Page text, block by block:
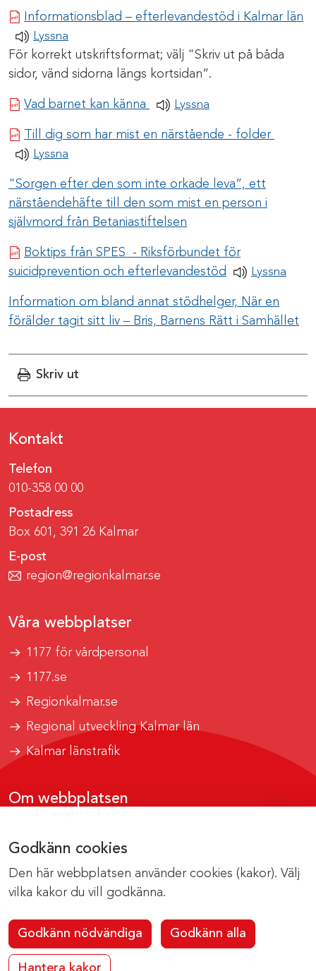
Godkänn cookies
Den här webbplatsen använder cookies (kakor). Välj
vilka kakor du vill godkänna.
Godkänn nödvändiga Godkänn alla
Hantera kakor
Informationsblad – efterlevandestöd i Kalmar län
Lyssna
För korrekt utskriftsformat; välj "Skriv ut på båda
sidor, vänd sidorna längs kortsidan”.
Vad barnet kan känna Pdf-dokument
Lyssna
Till dig som har mist en närstående - folder
Lyssna
"Sorgen efter den som inte orkade leva”, ett
närståendehäfte till den som mist en person i
självmord från Betaniastiftelsen
Boktips från SPES - Riksförbundet för
suicidprevention och efterlevandestöd Pdf-dokument
Lyssna
Information om bland annat stödhelger, När en
förälder tagit sitt liv – Bris, Barnens Rätt i Samhället
Skriv ut
Kontakt
Telefon
010-358 00 00
Postadress
Box 601, 391 26 Kalmar
E-post
region@regionkalmar.se
Våra webbplatser
1177 för vårdpersonal
1177.se
Regionkalmar.se
Regional utveckling Kalmar län
Kalmar länstrafik
Om webbplatsen
Om cookies
Kontakta webbredaktionen